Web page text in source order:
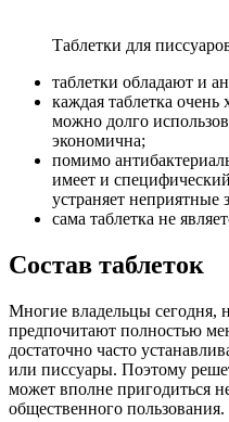
Таблетки для
таблетки обладают и
каждая таблетка
можно долго
экономична;
помимо
имеет и
устраняет
сама таблетка не
Состав таблеток
Многие владельцы сегодня,
предпочитают полностью
достаточно часто
или писсуары. Поэтому
может вполне пригодиться
общественного пользования.